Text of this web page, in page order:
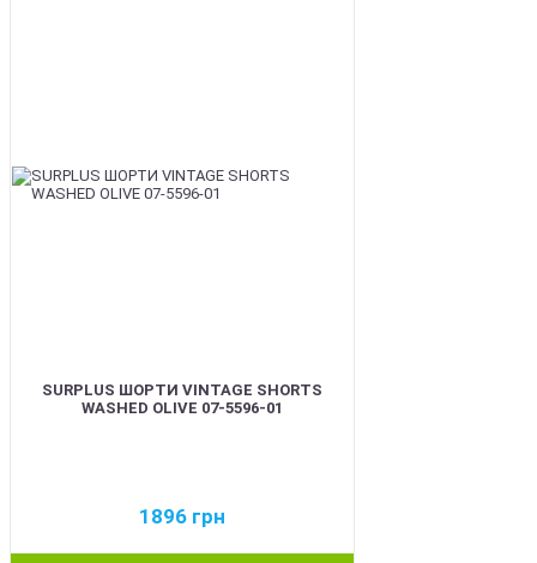
SURPLUS ШОРТИ VINTAGE SHORTS
WASHED OLIVE 07-5596-01
1896 грн